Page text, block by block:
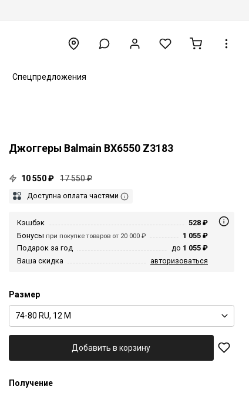
Спецпредложения
Джоггеры Balmain BX6550 Z3183
10 550 ₽ 17 550 ₽
Доступна оплата частями
Кэшбэк
528 ₽
Бонусы при покупке товаров от 20 000 ₽
1 055 ₽
Подарок за год
до 1 055 ₽
Ваша скидка
авторизоваться
Размер
74-80 RU, 12 M
Добавить в корзину
Получение